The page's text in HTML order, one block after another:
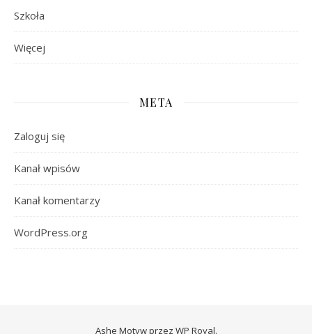
Szkoła
Więcej
META
Zaloguj się
Kanał wpisów
Kanał komentarzy
WordPress.org
Ashe Motyw przez WP Royal.